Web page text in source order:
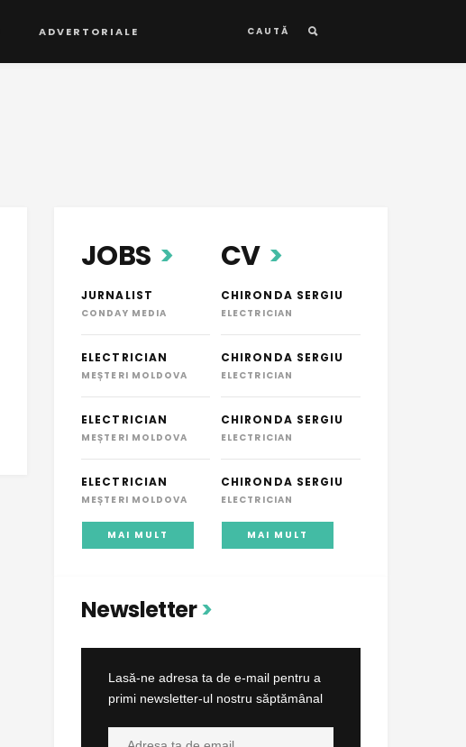
ADVERTORIALE CAUTĂ
JOBS
JURNALIST
CONDAY MEDIA
ELECTRICIAN
MEȘTERI MOLDOVA
ELECTRICIAN
MEȘTERI MOLDOVA
ELECTRICIAN
MEȘTERI MOLDOVA
MAI MULT
CV
CHIRONDA SERGIU
ELECTRICIAN
CHIRONDA SERGIU
ELECTRICIAN
CHIRONDA SERGIU
ELECTRICIAN
CHIRONDA SERGIU
ELECTRICIAN
MAI MULT
Newsletter
Lasă-ne adresa ta de e-mail pentru a
primi newsletter-ul nostru săptămânal